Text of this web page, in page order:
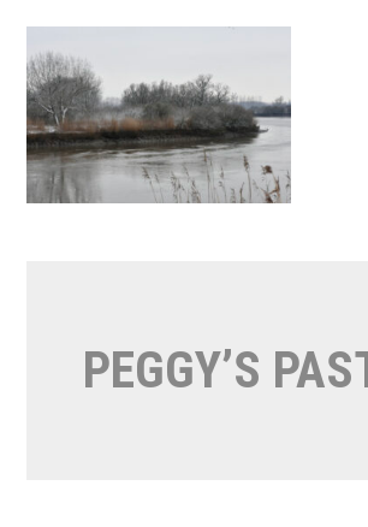
de
inhoud
springen
PEGGY’S